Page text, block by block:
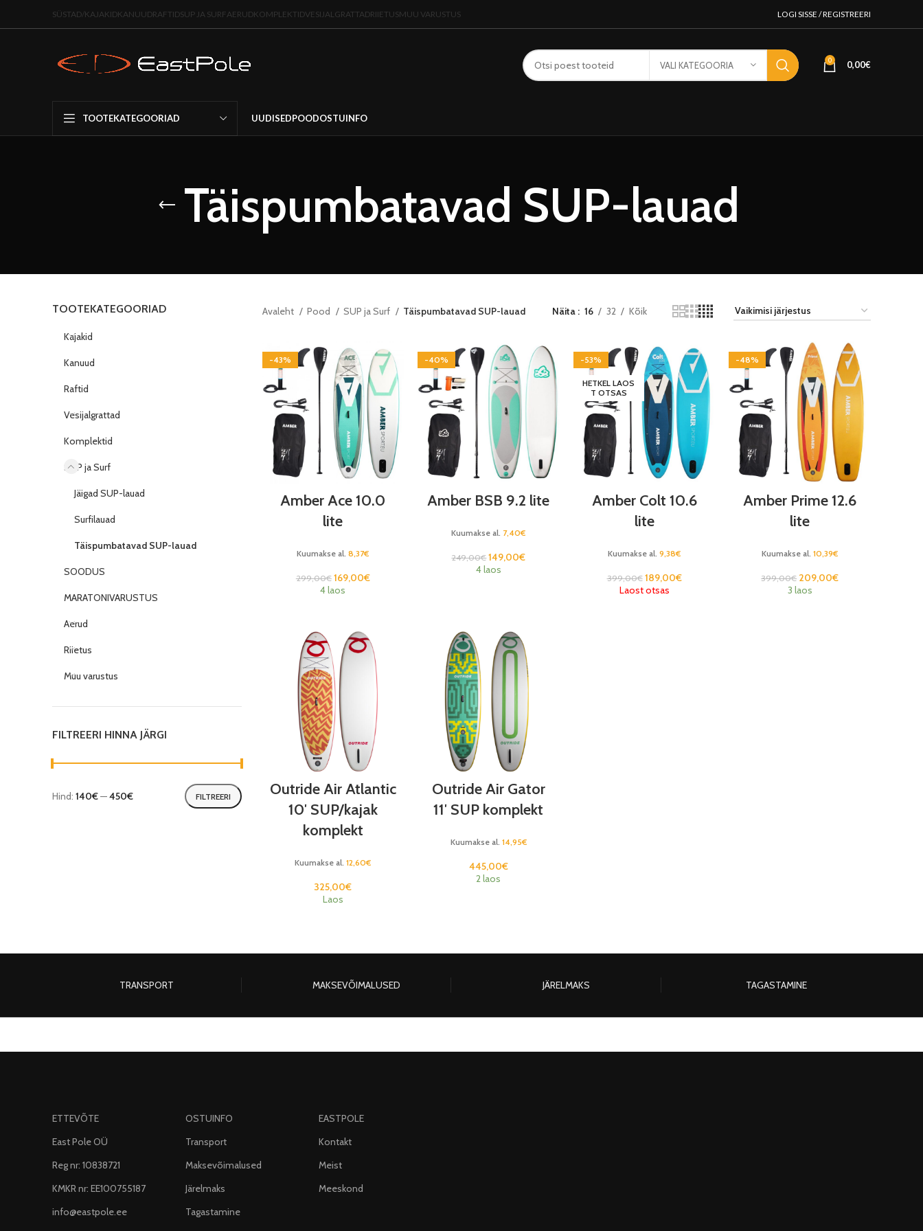
SÜSTAD/KAJAKIDKANUUDRAFTIDSUP JA SURFAERUDKOMPLEKTIDVESIJALGRATTADRIIETUSMUU VARUSTUS LOGI SISSE / REGISTREERI
VALI KATEGOORIA 0 0,00€
TOOTEKATEGOORIAD UUDISEDPOODOSTUINFO
Täispumbatavad SUP-lauad
TOOTEKATEGOORIAD
Kajakid
Kanuud
Raftid
Vesijalgrattad
Komplektid
SUP ja Surf
Jäigad SUP-lauad
Surfilauad
Täispumbatavad SUP-lauad
SOODUS
MARATONIVARUSTUS
Aerud
Riietus
Muu varustus
FILTREERI HINNA JÄRGI
FILTREERI
Hind: 140€—450€
Avaleht Pood SUP ja Surf Täispumbatavad SUP-lauad Näita 16 32 Kõik
-43%
Amber Ace 10.0
lite
299,00€ 169,00€
4 laos
Kuumakse al.8,37€
-40%
Amber BSB 9.2 lite
249,00€ 149,00€
4 laos
Kuumakse al. 7,40€
-53%
HETKEL LAOS
T OTSAS
Amber Colt 10.6
lite
399,00€ 189,00€
Laost otsas
Kuumakse al.9,38€
-48%
Amber Prime 12.6
lite
399,00€ 209,00€
3 laos
Kuumakse al.10,39€
Outride Air Atlantic
10′ SUP/kajak
komplekt
325,00€
Laos
Kuumakse al.12,60€
Outride Air Gator
11′ SUP komplekt
445,00€
2 laos
Kuumakse al. 14,95€
TRANSPORT MAKSEVÕIMALUSED JÄRELMAKS TAGASTAMINE
ETTEVÕTE
East Pole OÜ
Reg nr: 10838721
KMKR nr: EE100755187
info@eastpole.ee
OSTUINFO
Transport
Maksevõimalused
Järelmaks
Tagastamine
EASTPOLE
Kontakt
Meist
Meeskond